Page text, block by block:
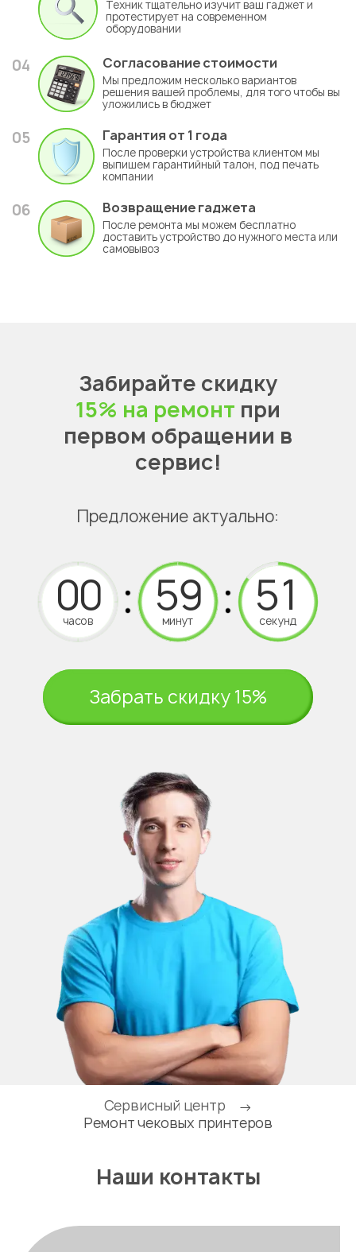
Техник тщательно изучит ваш гаджет и
протестирует на современном
оборудовании
04 Согласование стоимости
Мы предложим несколько вариантов
решения вашей проблемы, для того чтобы вы
уложились в бюджет
05 Гарантия от 1 года
После проверки устройства клиентом мы
выпишем гарантийный талон, под печать
компании
06 Возвращение гаджета
После ремонта мы можем бесплатно
доставить устройство до нужного места или
самовывоз
Забирайте скидку
15% на ремонт при
первом обращении в
сервис!
Предложение актуально:
часов минут секунд
Забрать скидку 15%
Сервисный центр
→
Ремонт чековых принтеров
Наши контакты